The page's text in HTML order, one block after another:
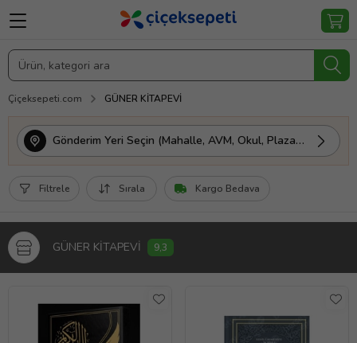
Çiçeksepeti.com GÜNER KİTAPEVİ
Gönderim Yeri Seçin (Mahalle, AVM, Okul, Plaza vs.)
Filtrele Sırala Kargo Bedava
GÜNER KİTAPEVİ 9,3